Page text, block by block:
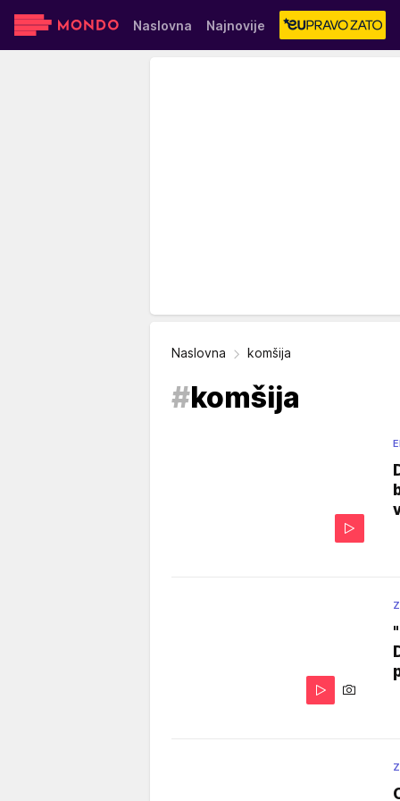
Naslovna Najnovije
Naslovna komšija
#komšija